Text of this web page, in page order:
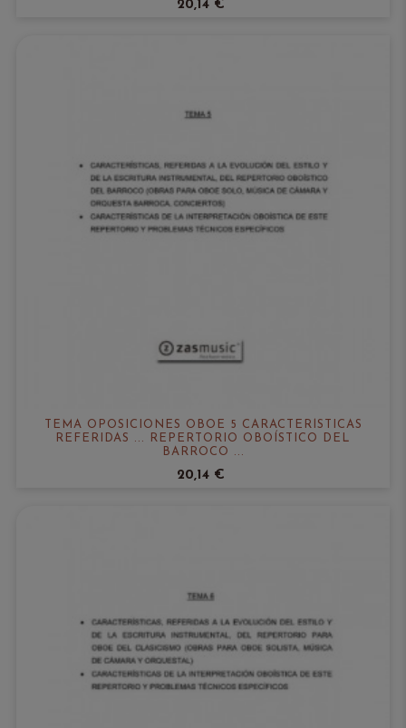
20,14 €
TEMA OPOSICIONES OBOE 5 CARACTERÍSTICAS
REFERIDAS ... REPERTORIO OBOÍSTICO DEL
BARROCO ...
20,14 €